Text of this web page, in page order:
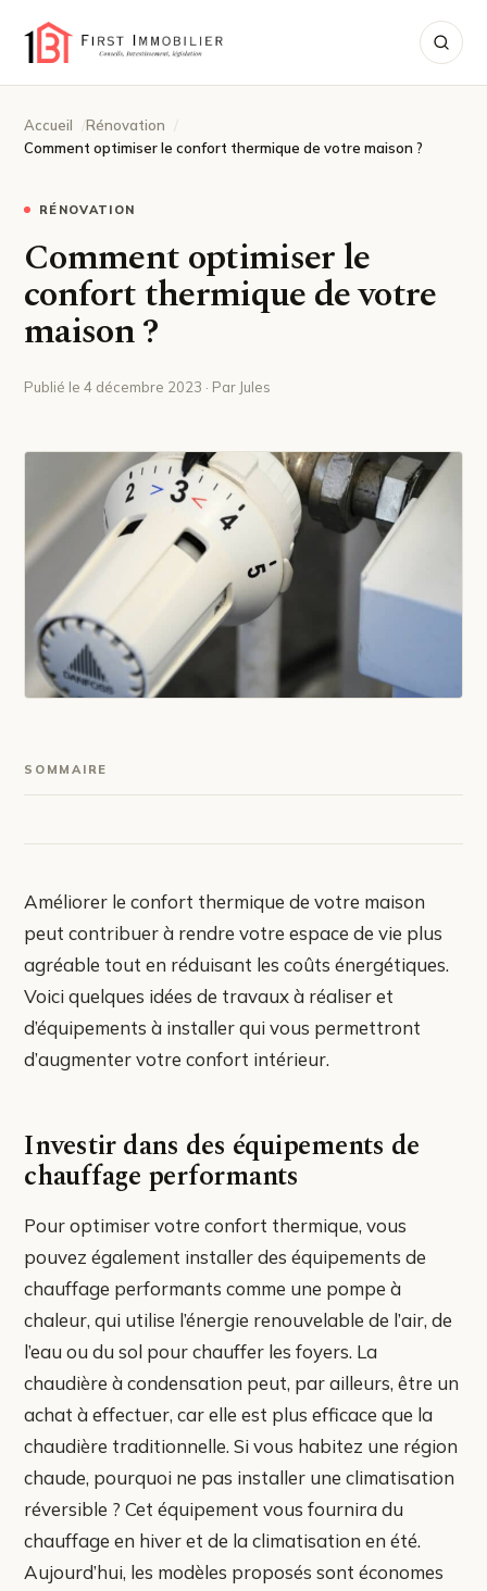
Accueil
Rénovation
Comment optimiser le confort thermique de votre maison ?
RÉNOVATION
Comment optimiser le
confort thermique de votre
maison ?
Publié le 4 décembre 2023 · Par Jules
SOMMAIRE
Améliorer le confort thermique de votre maison
peut contribuer à rendre votre espace de vie plus
agréable tout en réduisant les coûts énergétiques.
Voici quelques idées de travaux à réaliser et
d’équipements à installer qui vous permettront
d’augmenter votre confort intérieur.
Investir dans des équipements de
chauffage performants
Pour optimiser votre confort thermique, vous
pouvez également installer des équipements de
chauffage performants comme une pompe à
chaleur, qui utilise l’énergie renouvelable de l’air, de
l’eau ou du sol pour chauffer les foyers. La
chaudière à condensation peut, par ailleurs, être un
achat à effectuer, car elle est plus efficace que la
chaudière traditionnelle. Si vous habitez une région
chaude, pourquoi ne pas installer une climatisation
réversible ? Cet équipement vous fournira du
chauffage en hiver et de la climatisation en été.
Aujourd’hui, les modèles proposés sont économes